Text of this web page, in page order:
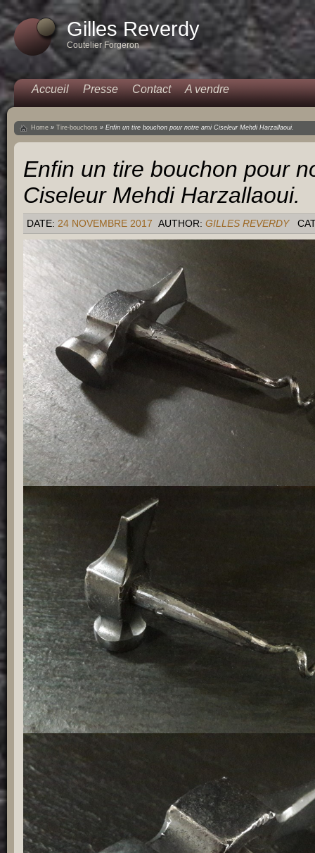
Gilles Reverdy
Coutelier Forgeron
Accueil Presse Contact A vendre
Home » Tire-bouchons » Enfin un tire bouchon pour notre ami Ciseleur Mehdi Harzallaoui.
Enfin un tire bouchon pour
Ciseleur Mehdi Harzallaoui.
DATE: 24 NOVEMBRE 2017 AUTHOR: GILLES REVERDY